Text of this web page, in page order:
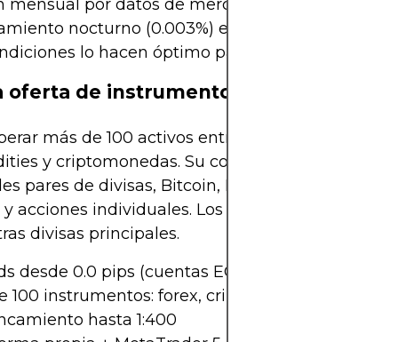
mensual por datos de mercado ($2.50–$4.50),
nocturno (0.003%) e inactividad tras 3
lo hacen óptimo para traders activos.
oferta de instrumentos financieros
más de 100 activos entre forex, acciones,
y criptomonedas. Su cobertura incluye los
pares de divisas, Bitcoin, Ethereum, índices
acciones individuales. Los activos se liquidan
divisas principales.
desde 0.0 pips (cuentas ECN)
100 instrumentos: forex, cripto, acciones
hasta 1:400